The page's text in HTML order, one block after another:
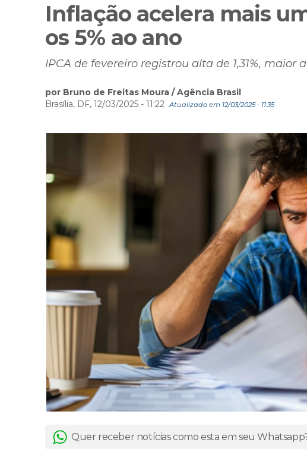
Inflação acelera mais
os 5% ao ano
IPCA de fevereiro registrou alta de 1,31%, maior
por Bruno de Freitas Moura / Agência Brasil
Brasília, DF, 12/03/2025 - 11:22 Atualizado em 12/03/2025 - 11:35
Quer receber notícias como esta em seu